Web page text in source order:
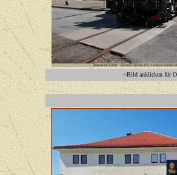
<Bild anklicken für